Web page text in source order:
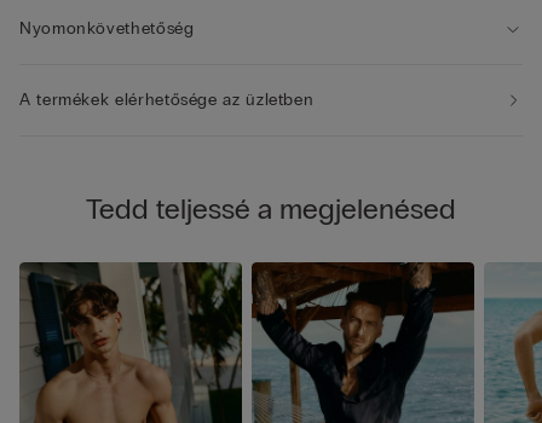
Nyomonkövethetőség
A termékek elérhetősége az üzletben
Tedd teljessé a megjelenésed